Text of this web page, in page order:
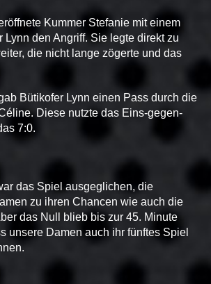
Kummer Stefanie mit einem
Lynn den Angriff. Sie legte direkt zu
die nicht lange zögerte und das
Bütikofer Lynn einen Pass durch die
Diese nutzte das Eins-gegen-
7:0.
das Spiel ausgeglichen, die
zu ihren Chancen wie auch die
das Null blieb bis zur 45. Minute
unsere Damen auch ihr fünftes Spiel